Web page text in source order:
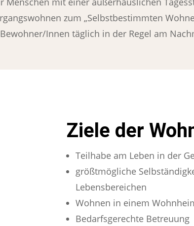
zum „Selbstbestimmten
Innen täglich in der Regel am
Ziele der
Teilhabe am Leben in der
größtmögliche
Lebensbereichen
Wohnen in einem
Bedarfsgerechte Betreuung